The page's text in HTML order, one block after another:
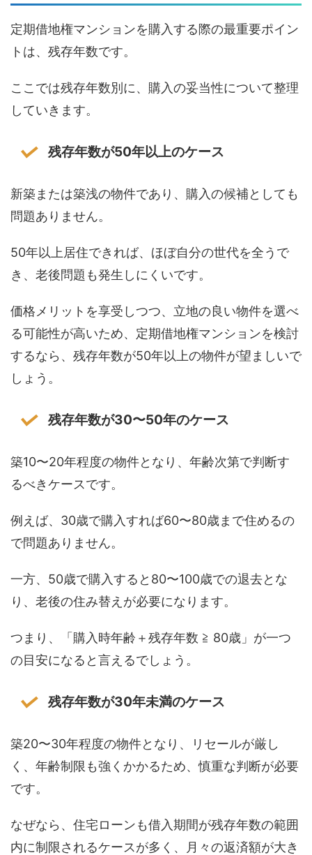
定期借地権マンションを購入する際の最重要ポイン
トは、残存年数です。
ここでは残存年数別に、購入の妥当性について整理
していきます。
残存年数が50年以上のケース
新築または築浅の物件であり、購入の候補としても
問題ありません。
50年以上居住できれば、ほぼ自分の世代を全うで
き、老後問題も発生しにくいです。
価格メリットを享受しつつ、立地の良い物件を選べ
る可能性が高いため、定期借地権マンションを検討
するなら、残存年数が50年以上の物件が望ましいで
しょう。
残存年数が30〜50年のケース
築10〜20年程度の物件となり、年齢次第で判断す
るべきケースです。
例えば、30歳で購入すれば60〜80歳まで住めるの
で問題ありません。
一方、50歳で購入すると80〜100歳での退去とな
り、老後の住み替えが必要になります。
つまり、「購入時年齢＋残存年数 ≧ 80歳」が一つ
の目安になると言えるでしょう。
残存年数が30年未満のケース
築20〜30年程度の物件となり、リセールが厳し
く、年齢制限も強くかかるため、慎重な判断が必要
です。
なぜなら、住宅ローンも借入期間が残存年数の範囲
内に制限されるケースが多く、月々の返済額が大き